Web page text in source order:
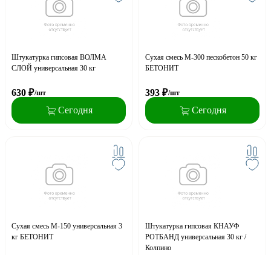
Штукатурка гипсовая ВОЛМА
СЛОЙ универсальная 30 кг
630 ₽/шт
Сегодня
Сухая смесь М-300 пескобетон 50 кг
БЕТОНИТ
393 ₽/шт
Сегодня
Сухая смесь М-150 универсальная 3
кг БЕТОНИТ
Штукатурка гипсовая КНАУФ
РОТБАНД универсальная 30 кг /
Колпино